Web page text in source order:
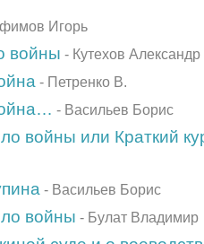
Игорь
войны - Кутехов Александр
- Петренко В.
- Васильев Борис
войны или Краткий
- Васильев Борис
войны - Булат Владимир